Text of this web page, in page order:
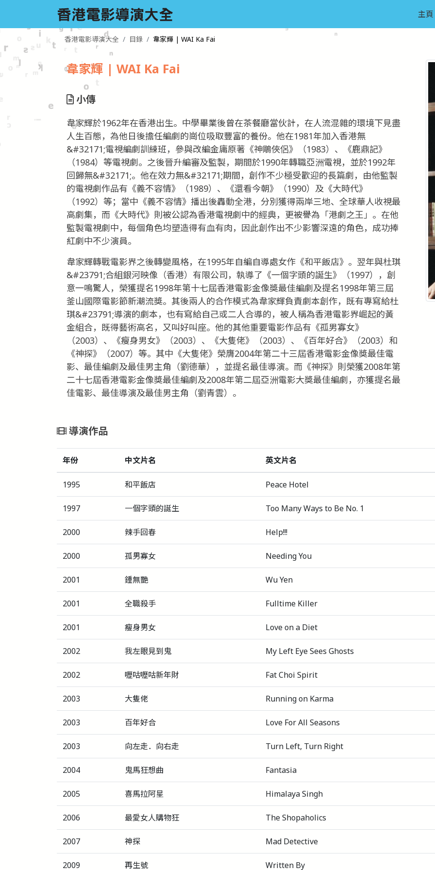
主頁
香港電影導演大全 目錄 韋家輝 | WAI Ka Fai
韋家輝 | WAI Ka Fai
小傳
韋家輝於1962年在香港出生。中學畢業後曾在茶餐廳當伙計，在人流混雜的環境下見盡
人生百態，為他日後擔任編劇的崗位吸取豐富的養份。他在1981年加入香港無
&#32171;電視編劇訓練班，參與改編金庸原著《神鵰俠侶》（1983）、《鹿鼎記》
（1984）等電視劇。之後晉升編審及監製，期間於1990年轉職亞洲電視，並於1992年
回歸無&#32171;。他在效力無&#32171;期間，創作不少極受歡迎的長篇劇，由他監製
的電視劇作品有《義不容情》（1989）、《還看今朝》（1990）及《大時代》
（1992）等；當中《義不容情》播出後轟動全港，分別獲得兩岸三地、全球華人收視最
高劇集，而《大時代》則被公認為香港電視劇中的經典，更被譽為「港劇之王」。在他
監製電視劇中，每個角色均塑造得有血有肉，因此創作出不少影響深遠的角色，成功捧
紅劇中不少演員。
韋家輝轉戰電影界之後轉變風格，在1995年自編自導處女作《和平飯店》。翌年與杜琪
&#23791;合組銀河映像（香港）有限公司，執導了《一個字頭的誕生》（1997），創
意一鳴驚人，榮獲提名1998年第十七屆香港電影金像獎最佳編劇及提名1998年第三屆
釜山國際電影節新潮流獎。其後兩人的合作模式為韋家輝負責劇本創作，既有專寫給杜
琪&#23791;導演的劇本，也有寫給自己或二人合導的，被人稱為香港電影界崛起的黃
金組合，既得藝術高名，又叫好叫座。他的其他重要電影作品有《孤男寡女》
（2003）、《瘦身男女》（2003）、《大隻佬》（2003）、《百年好合》（2003）和
《神探》（2007）等。其中《大隻佬》榮膺2004年第二十三屆香港電影金像獎最佳電
影、最佳編劇及最佳男主角（劉德華），並提名最佳導演。而《神探》則榮獲2008年第
二十七屆香港電影金像獎最佳編劇及2008年第二屆亞洲電影大獎最佳編劇，亦獲提名最
佳電影、最佳導演及最佳男主角（劉青雲）。
導演作品
年份 中文片名 英文片名
1995 和平飯店 Peace Hotel
1997 一個字頭的誕生 Too Many Ways to Be No. 1
2000 辣手回春 Help!!!
2000 孤男寡女 Needing You
2001 鍾無艷 Wu Yen
2001 全職殺手 Fulltime Killer
2001 瘦身男女 Love on a Diet
2002 我左眼見到鬼 My Left Eye Sees Ghosts
2002 嚦咕嚦咕新年財 Fat Choi Spirit
2003 大隻佬 Running on Karma
2003 百年好合 Love For All Seasons
2003 向左走．向右走 Turn Left, Turn Right
2004 鬼馬狂想曲 Fantasia
2005 喜馬拉阿星 Himalaya Singh
2006 最愛女人購物狂 The Shopaholics
2007 神探 Mad Detective
2009 再生號 Written By